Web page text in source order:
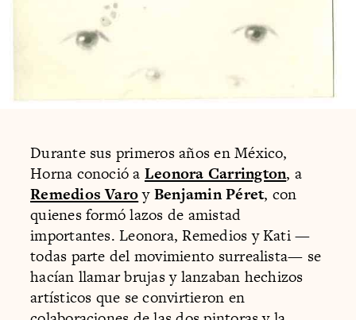
Durante sus primeros años en México,
Horna conoció a Leonora Carrington, a
Remedios VaroyBenjamin Péret, con
quienes formó lazos de amistad
importantes. Leonora, Remedios y Kati —
todas parte del movimiento surrealista— se
hacían llamar brujas y lanzaban hechizos
artísticos que se convirtieron en